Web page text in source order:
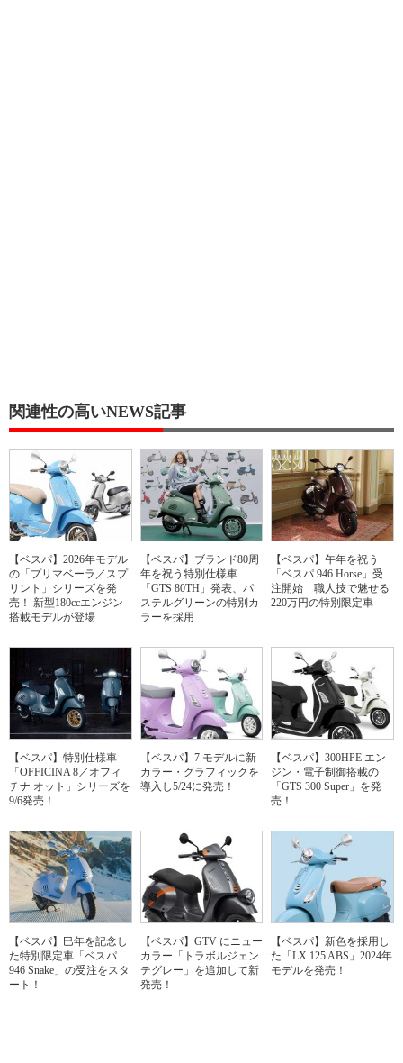
関連性の高いNEWS記事
【ベスパ】2026年モデル
の「プリマベーラ／スプ
リント」シリーズを発
売！ 新型180ccエンジン
搭載モデルが登場
【ベスパ】ブランド80周
年を祝う特別仕様車
「GTS 80TH」発表、パ
ステルグリーンの特別カ
ラーを採用
【ベスパ】午年を祝う
「ベスパ 946 Horse」受
注開始 職人技で魅せる
220万円の特別限定車
【ベスパ】特別仕様車
「OFFICINA 8／オフィ
チナ オット」シリーズを
9/6発売！
【ベスパ】7 モデルに新
カラー・グラフィックを
導入し5/24に発売！
【ベスパ】300HPE エン
ジン・電子制御搭載の
「GTS 300 Super」を発
売！
【ベスパ】巳年を記念し
た特別限定車「ベスパ
946 Snake」の受注をスタ
ート！
【ベスパ】GTV にニュー
カラー「トラボルジェン
テグレー」を追加して新
発売！
【ベスパ】新色を採用し
た「LX 125 ABS」2024年
モデルを発売！